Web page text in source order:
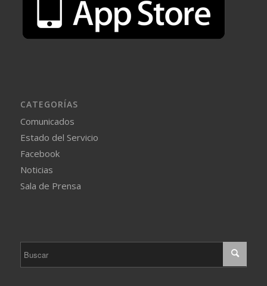
CATEGORÍAS
Comunicados
Estado del Servicio
Facebook
Noticias
Sala de Prensa